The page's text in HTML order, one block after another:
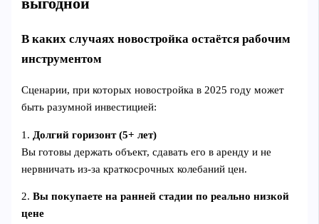
выгодной
В каких случаях новостройка остаётся рабочим
инструментом
Сценарии, при которых новостройка в 2025 году может
быть разумной инвестицией:
1. Долгий горизонт (5+ лет)
Вы готовы держать объект, сдавать его в аренду и не
нервничать из‑за краткосрочных колебаний цен.
2.Вы покупаете на ранней стадии по реально низкой
цене